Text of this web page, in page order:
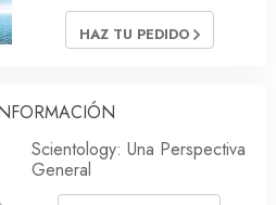
HAZ TU PEDIDO
Scientology: Una Perspectiva
General